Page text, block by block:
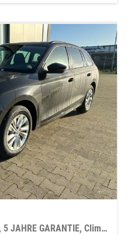
Essence 1.5 TSI ACT 150PS, 5 JAHRE GARANTIE, Climatronic, Parksensoren hinten, Sitzheizung, LED-Scheinwerfer, Radio 10" + Wireless Smartlink, Tempomat, Lederlenkrad, Dachreling